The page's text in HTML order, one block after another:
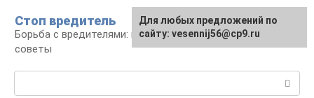
контенту
Стоп вредитель
Борьба с вредителями: правила, средства,
советы
Для любых предложений по
сайту: vesennij56@cp9.ru